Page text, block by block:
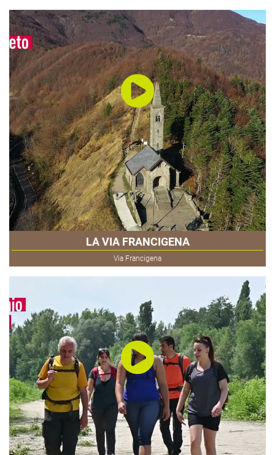
LA VIA FRANCIGENA
Via Francigena